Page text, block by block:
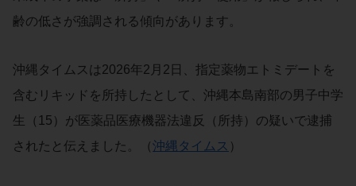
齢の低さが強調される傾向があります。
沖縄タイムスは2026年2月2日、指定薬物エトミデートを
含むリキッドを所持したとして、沖縄本島南部の男子中学
生（15）が医薬品医療機器法違反（所持）の疑いで逮捕
されたと伝えました。（沖縄タイムス ）